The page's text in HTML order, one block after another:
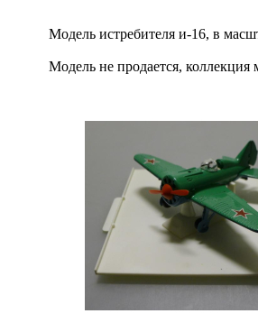
Модель истребителя и-16, в
Модель не продается,